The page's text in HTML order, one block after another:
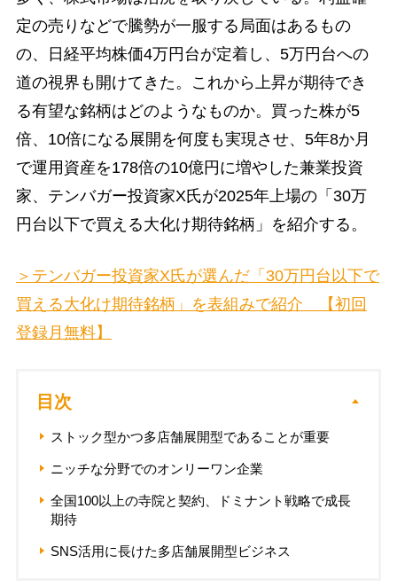
定の売りなどで騰勢が一服する局面はあるもの
の、日経平均株価4万円台が定着し、5万円台への
道の視界も開けてきた。これから上昇が期待でき
る有望な銘柄はどのようなものか。買った株が5
倍、10倍になる展開を何度も実現させ、5年8か月
で運用資産を178倍の10億円に増やした兼業投資
家、テンバガー投資家X氏が2025年上場の「30万
円台以下で買える大化け期待銘柄」を紹介する。
＞テンバガー投資家X氏が選んだ「30万円台以下で
買える大化け期待銘柄」を表組みで紹介 【初回
登録月無料】
目次
ストック型かつ多店舗展開型であることが重要
ニッチな分野でのオンリーワン企業
全国100以上の寺院と契約、ドミナント戦略で成長
期待
SNS活用に長けた多店舗展開型ビジネス